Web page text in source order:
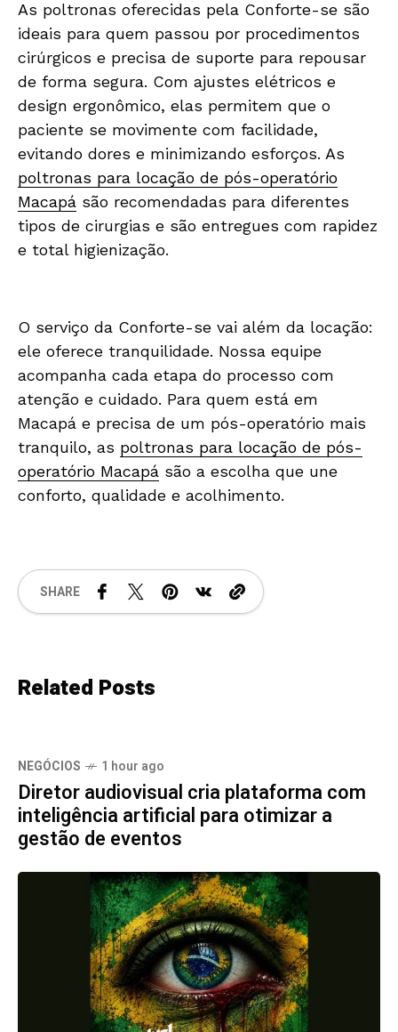
As poltronas oferecidas pela Conforte-se são
ideais para quem passou por procedimentos
cirúrgicos e precisa de suporte para repousar
de forma segura. Com ajustes elétricos e
design ergonômico, elas permitem que o
paciente se movimente com facilidade,
evitando dores e minimizando esforços. As
poltronas para locação de pós-operatório
Macapá são recomendadas para diferentes
tipos de cirurgias e são entregues com rapidez
e total higienização.
O serviço da Conforte-se vai além da locação:
ele oferece tranquilidade. Nossa equipe
acompanha cada etapa do processo com
atenção e cuidado. Para quem está em
Macapá e precisa de um pós-operatório mais
tranquilo, as poltronas para locação de pós-
operatório Macapá são a escolha que une
conforto, qualidade e acolhimento.
SHARE
Related Posts
NEGÓCIOS 1 hour ago
Diretor audiovisual cria plataforma com
inteligência artificial para otimizar a
gestão de eventos